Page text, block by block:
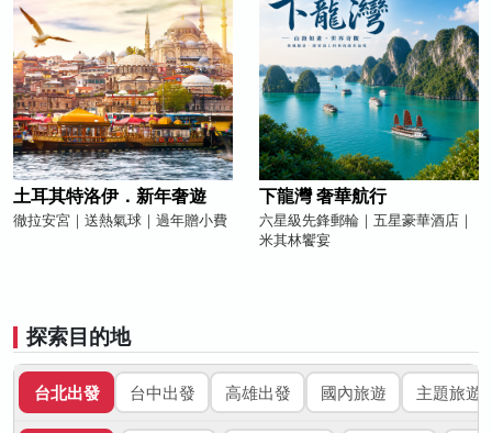
土耳其特洛伊．新年奢遊
徹拉安宮｜送熱氣球｜過年贈小費
下龍灣 奢華航行
六星級先鋒郵輪｜五星豪華酒店｜
米其林饗宴
探索目的地
台北出發 台中出發 高雄出發 國內旅遊 主題旅遊